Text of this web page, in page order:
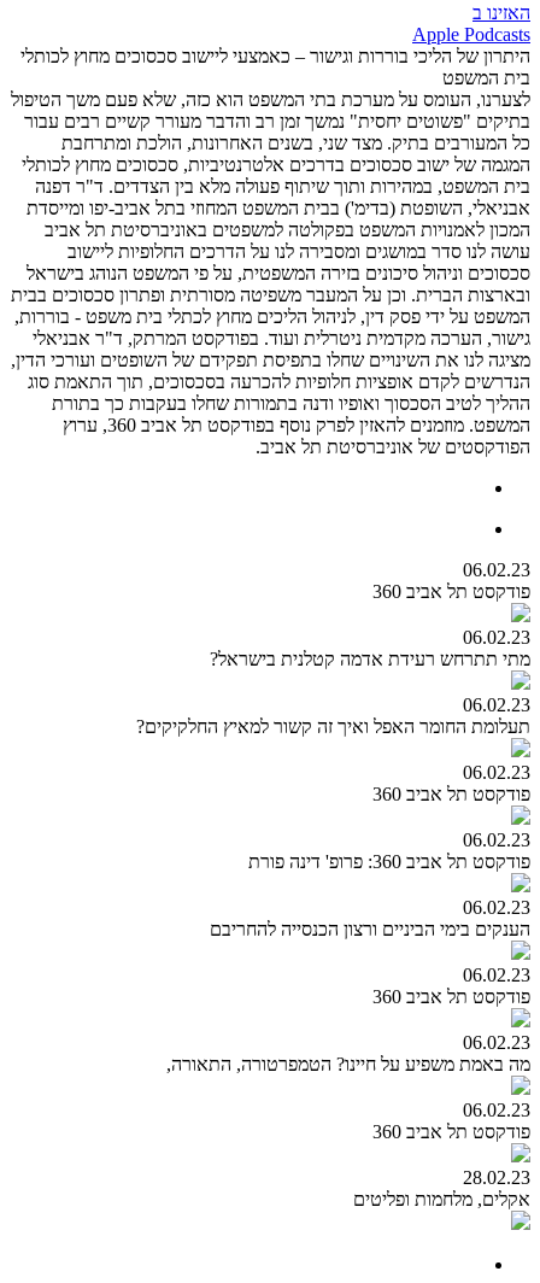
האזינו ב
Apple Podcasts
היתרון של הליכי בוררות וגישור – כאמצעי ליישוב סכסוכים מחוץ לכותלי
בית המשפט
לצערנו, העומס על מערכת בתי המשפט הוא כזה, שלא פעם משך הטיפול
בתיקים "פשוטים יחסית" נמשך זמן רב והדבר מעורר קשיים רבים עבור
כל המעורבים בתיק. מצד שני, בשנים האחרונות, הולכת ומתרחבת
המגמה של ישוב סכסוכים בדרכים אלטרנטיביות, סכסוכים מחוץ לכותלי
בית המשפט, במהירות ותוך שיתוף פעולה מלא בין הצדדים. ד"ר דפנה
אבניאלי, השופטת (בדימ') בבית המשפט המחוזי בתל אביב-יפו ומייסדת
המכון לאמנויות המשפט בפקולטה למשפטים באוניברסיטת תל אביב
עושה לנו סדר במושגים ומסבירה לנו על הדרכים החלופיות ליישוב
סכסוכים וניהול סיכונים בזירה המשפטית, על פי המשפט הנוהג בישראל
ובארצות הברית. וכן על המעבר משפיטה מסורתית ופתרון סכסוכים בבית
המשפט על ידי פסק דין, לניהול הליכים מחוץ לכתלי בית משפט - בוררות,
גישור, הערכה מקדמית ניטרלית ועוד. בפודקסט המרתק, ד"ר אבניאלי
מציגה לנו את השינויים שחלו בתפיסת תפקידם של השופטים ועורכי הדין,
הנדרשים לקדם אופציות חלופיות להכרעה בסכסוכים, תוך התאמת סוג
ההליך לטיב הסכסוך ואופיו ודנה בתמורות שחלו בעקבות כך בתורת
המשפט. מוזמנים להאזין לפרק נוסף בפודקסט תל אביב 360, ערוץ
הפודקסטים של אוניברסיטת תל אביב.
06.02.23
פודקסט תל אביב 360
06.02.23
מתי תתרחש רעידת אדמה קטלנית בישראל?
06.02.23
תעלומת החומר האפל ואיך זה קשור למאיץ החלקיקים?
06.02.23
פודקסט תל אביב 360
06.02.23
פודקסט תל אביב 360: פרופ' דינה פורת
06.02.23
הענקים בימי הביניים ורצון הכנסייה להחריבם
06.02.23
פודקסט תל אביב 360
06.02.23
מה באמת משפיע על חיינו? הטמפרטורה, התאורה,
06.02.23
פודקסט תל אביב 360
28.02.23
אקלים, מלחמות ופליטים